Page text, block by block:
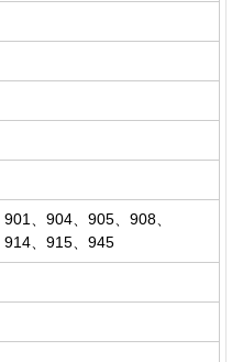
、904、905、908、
、915、945